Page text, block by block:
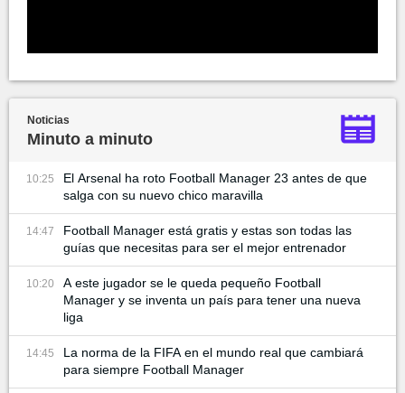
Noticias
Minuto a minuto
10:25
El Arsenal ha roto Football Manager 23 antes de que
salga con su nuevo chico maravilla
14:47
Football Manager está gratis y estas son todas las
guías que necesitas para ser el mejor entrenador
10:20
A este jugador se le queda pequeño Football
Manager y se inventa un país para tener una nueva
liga
14:45
La norma de la FIFA en el mundo real que cambiará
para siempre Football Manager